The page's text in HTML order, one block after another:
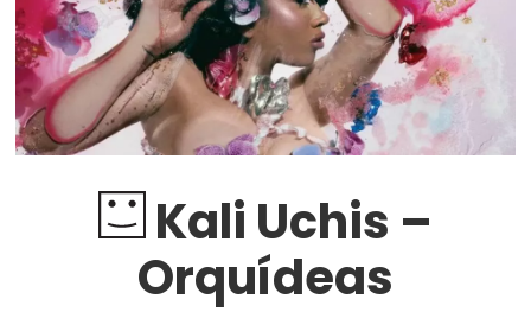
Kali Uchis –
Orquídeas